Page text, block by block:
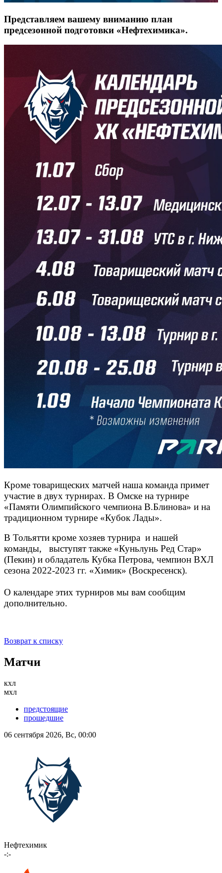
Представляем вашему вниманию план
предсезонной подготовки «Нефтехимика».
Кроме товарищеских матчей наша команда примет
участие в двух турнирах. В Омске на турнире
«Памяти Олимпийского чемпиона В.Блинова» и на
традиционном турнире «Кубок Лады».
В Тольятти кроме хозяев турнира и нашей
команды, выступят также «Куньлунь Ред Стар»
(Пекин) и обладатель Кубка Петрова, чемпион ВХЛ
сезона 2022-2023 гг. «Химик» (Воскресенск).
О календаре этих турниров мы вам сообщим
дополнительно.
Возврат к списку
Матчи
кхл
мхл
предстоящие
прошедшие
06 сентября 2026, Вс, 00:00
Нефтехимик
-:-